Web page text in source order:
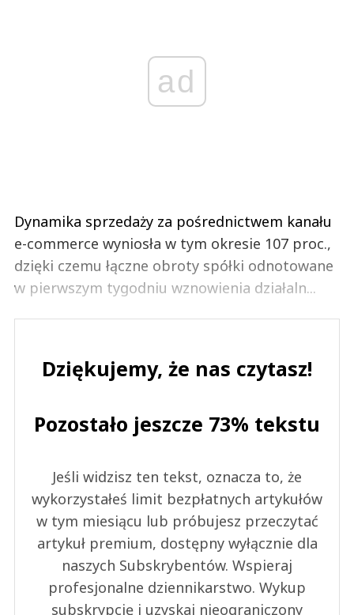
ad
Dynamika sprzedaży za pośrednictwem kanału
e-commerce wyniosła w tym okresie 107 proc.,
dzięki czemu łączne obroty spółki odnotowane
w pierwszym tygodniu wznowienia działaln...
Dziękujemy, że nas czytasz!
Pozostało jeszcze 73% tekstu
Jeśli widzisz ten tekst, oznacza to, że
wykorzystałeś limit bezpłatnych artykułów
w tym miesiącu lub próbujesz przeczytać
artykuł premium, dostępny wyłącznie dla
naszych Subskrybentów. Wspieraj
profesjonalne dziennikarstwo. Wykup
subskrypcję i uzyskaj nieograniczony